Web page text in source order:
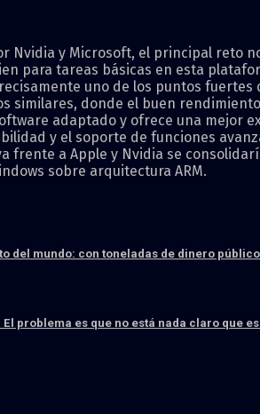
Nvidia y Microsoft, el principal reto
para tareas básicas en esta
uno de los puntos
similares, donde el buen
adaptado y ofrece una mejor
y el soporte de funciones
a Apple y Nvidia se
sobre arquitectura ARM.
del mundo: con toneladas de dinero público
problema es que no está nada claro que